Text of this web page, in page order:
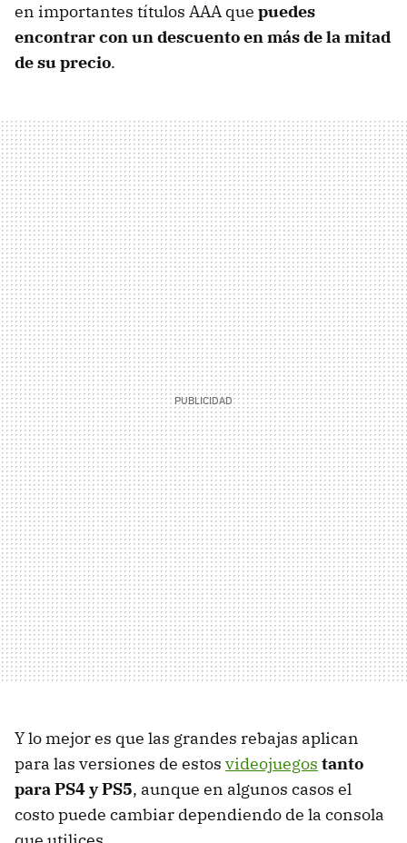
en importantes títulos AAA que puedes
encontrar con un descuento en más de la mitad
de su precio.
Y lo mejor es que las grandes rebajas aplican
para las versiones de estos videojuegos tanto
para PS4 y PS5, aunque en algunos casos el
costo puede cambiar dependiendo de la consola